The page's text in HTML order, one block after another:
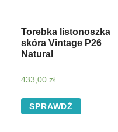
Torebka listonoszka
skóra Vintage P26
Natural
433,00 zł
SPRAWDŹ